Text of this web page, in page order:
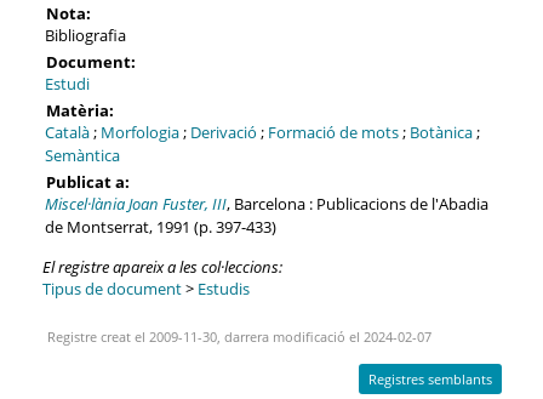
Nota:
Bibliografia
Document:
Estudi
Matèria:
Català; Morfologia; Derivació ; Formació de mots; Botànica;
Semàntica
Publicat a:
Miscel·lània Joan Fuster, III, Barcelona : Publicacions de l'Abadia
de Montserrat, 1991 (p. 397-433)
El registre apareix a les col·leccions:
Tipus de document> Estudis
Registre creat el 2009-11-30, darrera modificació el 2024-02-07
Registres semblants